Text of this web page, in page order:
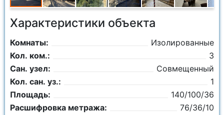
Характеристики объекта
Комнаты:
Изолированные
Кол. ком.:
3
Сан. узел:
Совмещенный
Кол. сан. уз.:
1
Площадь:
140/100/36
Расшифровка метража:
76/36/10